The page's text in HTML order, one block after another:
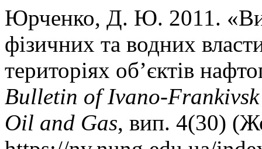
Юрченко, Д. Ю. 2011.
фізичних та водних
територіях об’єктів
Bulletin of Ivano-
Oil and Gas, вип. 4(30)